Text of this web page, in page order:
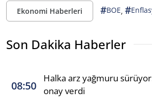
Ekonomi Haberleri #BOE, #
Son Dakika Haberler
08:50
Halka arz yağmuru
onay verdi